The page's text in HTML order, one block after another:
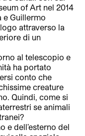
of Art nel 2014
e Guillermo
attraverso la
di un
al telescopio e
ha portato
conto che
creature
Quindi, come si
se animali
e dell’esterno del